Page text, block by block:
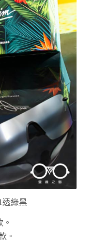
綠黑
。